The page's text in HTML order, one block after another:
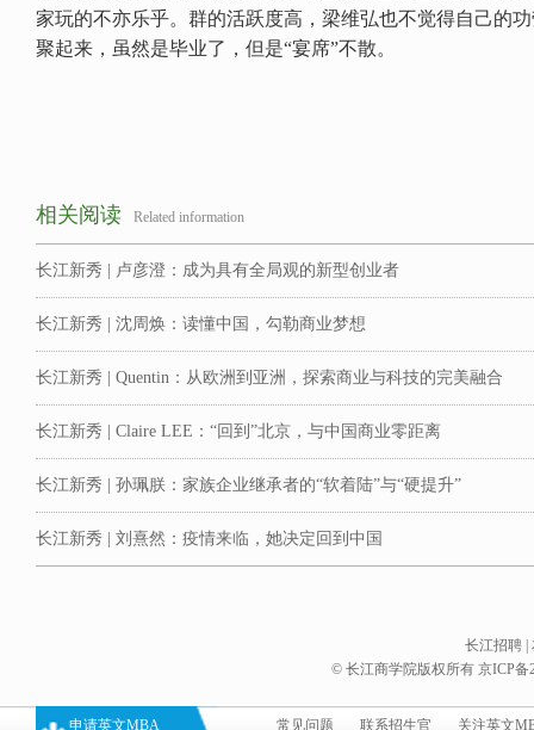
家玩的不亦乐乎。群的活跃度高，梁维弘也不觉得自己的
聚起来，虽然是毕业了，但是“宴席”不散。
相关阅读 Related information
长江新秀 | 卢彦澄：成为具有全局观的新型创业者
长江新秀 | 沈周焕：读懂中国，勾勒商业梦想
长江新秀 | Quentin：从欧洲到亚洲，探索商业与科技的完美融合
长江新秀 | Claire LEE：“回到”北京，与中国商业零距离
长江新秀 | 孙珮朕：家族企业继承者的“软着陆”与“硬提升”
长江新秀 | 刘熹然：疫情来临，她决定回到中国
长江招聘
© 长江商学院版权所有 京ICP备
申请英文MBA 常见问题 联系招生官 关注英文